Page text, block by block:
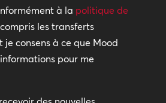
à la politique de
les transferts
consens à ce que Mood
pour me